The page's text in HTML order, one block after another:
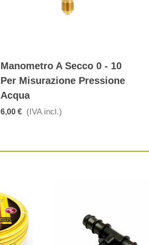
Manometro A Secco 0 - 10
Per Misurazione Pressione
Acqua
6,00 € (IVA incl.)